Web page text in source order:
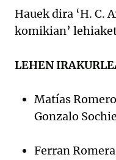
Hauek dira ‘H. C.
komikian’
LEHEN
Matías
Gonzalo
Ferran